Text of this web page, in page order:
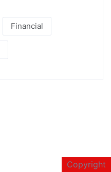
Financial
Copyright